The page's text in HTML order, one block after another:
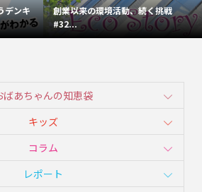
デンキ
創業以来の環境活動、続く挑戦
#32...
ばあちゃんの知恵袋
キッズ
コラム
レポート